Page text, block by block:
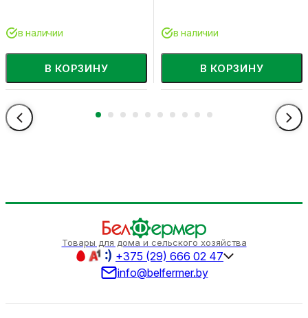
В КОРЗИНУ
в наличии
В КОРЗИНУ
в наличии
Товары для дома и сельского хозяйства
+375 (29) 666 02 47
info@belfermer.by